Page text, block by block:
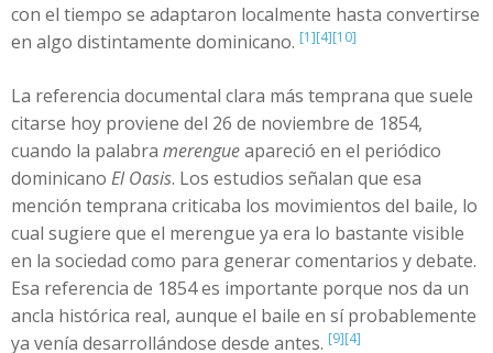
con el tiempo se adaptaron localmente hasta convertirse
en algo distintamente dominicano. [1][4][10]
La referencia documental clara más temprana que suele
citarse hoy proviene del 26 de noviembre de 1854,
cuando la palabra merengueapareció en el periódico
dominicano El Oasis. Los estudios señalan que esa
mención temprana criticaba los movimientos del baile, lo
cual sugiere que el merengue ya era lo bastante visible
en la sociedad como para generar comentarios y debate.
Esa referencia de 1854 es importante porque nos da un
ancla histórica real, aunque el baile en sí probablemente
ya venía desarrollándose desde antes. [9][4]